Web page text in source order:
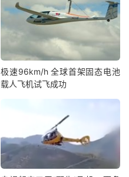
极速96km/h 全球首架固态电池
载人飞机试飞成功